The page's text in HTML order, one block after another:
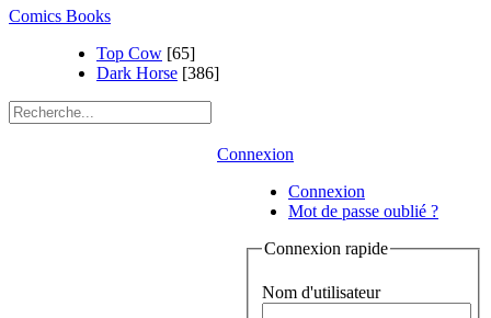
Comics Books
Top Cow [65]
Dark Horse [386]
Connexion
Connexion
Mot de passe oublié ?
Connexion rapide
Nom d'utilisateur